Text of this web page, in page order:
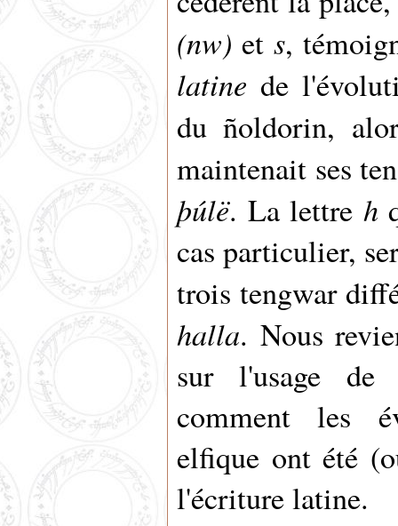
(nw) et s,
latine de
du ñoldorin,
maintenait ses
þúlë. La lettre h
cas particulier,
trois tengwar
halla. Nous
sur l'usage de
comment les
elfique ont été
l'écriture latine.